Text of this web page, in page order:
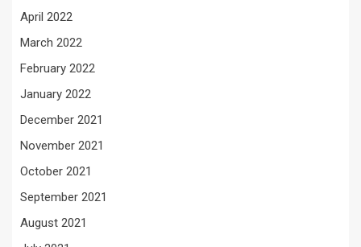
April 2022
March 2022
February 2022
January 2022
December 2021
November 2021
October 2021
September 2021
August 2021